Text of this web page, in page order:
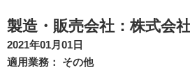
日本倉庫協会の概要
事業内容
会員情報
会員事業者の皆さまへ
製造・販売会社：株式会
2021年01月01日
適用業務： その他